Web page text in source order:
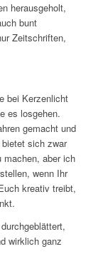
herausgeholt,
bunt
Zeitschriften,
bei Kerzenlicht
es losgehen.
gemacht und
sich zwar
aber ich
wenn Ihr
kreativ treibt,
wirklich ganz